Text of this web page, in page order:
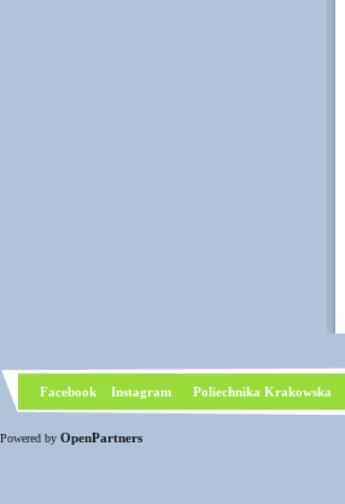
Facebook Instagram Poliechnika Krakowska
Powered by OpenPartners